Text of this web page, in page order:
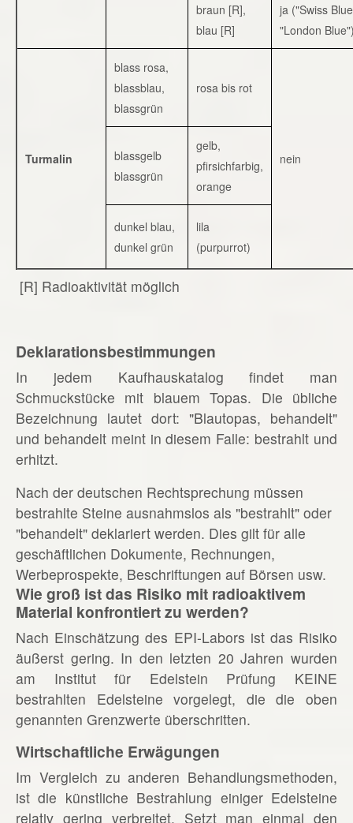
braun [R],
blau [R]
ja ("Swiss
"London
Turmalin
blass rosa,
blassblau,
blassgrün
rosa bis rot
nein
blassgelb
blassgrün
gelb,
pfirsichfarbig,
orange
dunkel blau,
dunkel grün
lila
(purpurrot)
[R] Radioaktivität möglich
Deklarationsbestimmungen
In jedem Kaufhauskatalog findet man
Schmuckstücke mit blauem Topas. Die übliche
Bezeichnung lautet dort: "Blautopas, behandelt"
und behandelt meint in diesem Falle: bestrahlt und
erhitzt.
Nach der deutschen Rechtsprechung müssen
bestrahlte Steine ausnahmslos als "bestrahlt" oder
"behandelt" deklariert werden. Dies gilt für alle
geschäftlichen Dokumente, Rechnungen,
Werbeprospekte, Beschriftungen auf Börsen usw.
Wie groß ist das Risiko mit radioaktivem
Material konfrontiert zu werden?
Nach Einschätzung des EPI-Labors ist das Risiko
äußerst gering. In den letzten 20 Jahren wurden
am Institut für Edelstein Prüfung KEINE
bestrahlten Edelsteine vorgelegt, die die oben
genannten Grenzwerte überschritten.
Wirtschaftliche Erwägungen
Im Vergleich zu anderen Behandlungsmethoden,
ist die künstliche Bestrahlung einiger Edelsteine
relativ gering verbreitet. Setzt man einmal den